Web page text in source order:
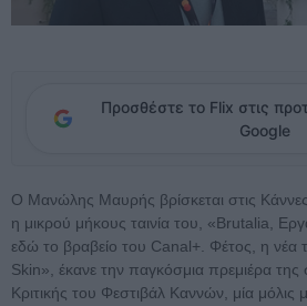
Προσθέστε το Flix στις
Google
Ο Μανώλης Μαυρής βρίσκεται στις
η μικρού μήκους ταινία του, «Brutalia,
εδώ το βραβείο του Canal+. Φέτος, η νέα
Skin», έκανε την παγκόσμια πρεμιέρα
Κριτικής του Φεστιβάλ Καννών, μία μόλις